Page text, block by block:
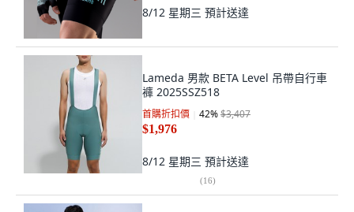
8/12 星期三 預計送達
Lameda 男款 BETA Level 吊帶自行車
褲 2025SSZ518
首購折扣價 42%$3,407
$1,976
8/12 星期三 預計送達
(16)